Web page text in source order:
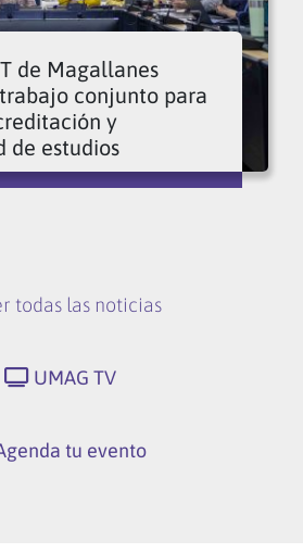
de Magallanes
conjunto para
y
de estudios
todas las noticias
UMAG TV
tu evento